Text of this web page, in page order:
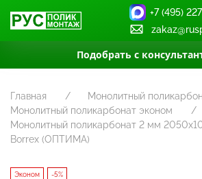
Подобрать с
+7 (495)
Главная
Монолитный
Монолитный поликарбонат эконом
Монолитный поликарбонат 2 мм
Borrex (ОПТИМА)
Эконом -5%